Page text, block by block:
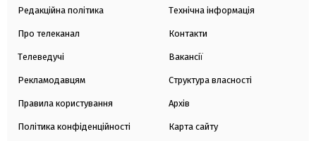
Редакційна політика
Про телеканал
Телеведучі
Рекламодавцям
Правила користування
Політика конфіденційності
Технічна інформація
Контакти
Вакансії
Структура власності
Архів
Карта сайту